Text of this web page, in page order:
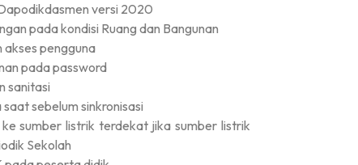
versi 2020
pada kondisi Ruang dan Bangunan
akses pengguna
pada password
sanitasi
sebelum sinkronisasi
sumber listrik terdekat jika sumber listrik
Sekolah
Hasil LKBB 2026 Tingkat SD Se Ke...